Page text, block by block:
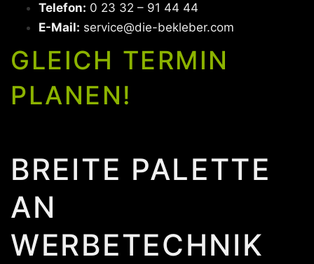
Telefon: 0 23 32 – 91 44 44
E-Mail: service@die-bekleber.com
GLEICH TERMIN
PLANEN!
BREITE PALETTE
AN
WERBETECHNIK